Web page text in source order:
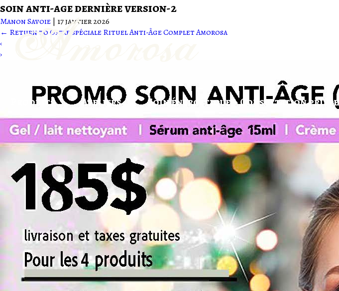
Produits Ateliers Soin énergétique – Consultation privée
soin anti-age dernière version-2
Manon Savoie | 17 janvier 2026
← Return to Offre spéciale Rituel Anti-Âge Complet Amorosa
‹
›